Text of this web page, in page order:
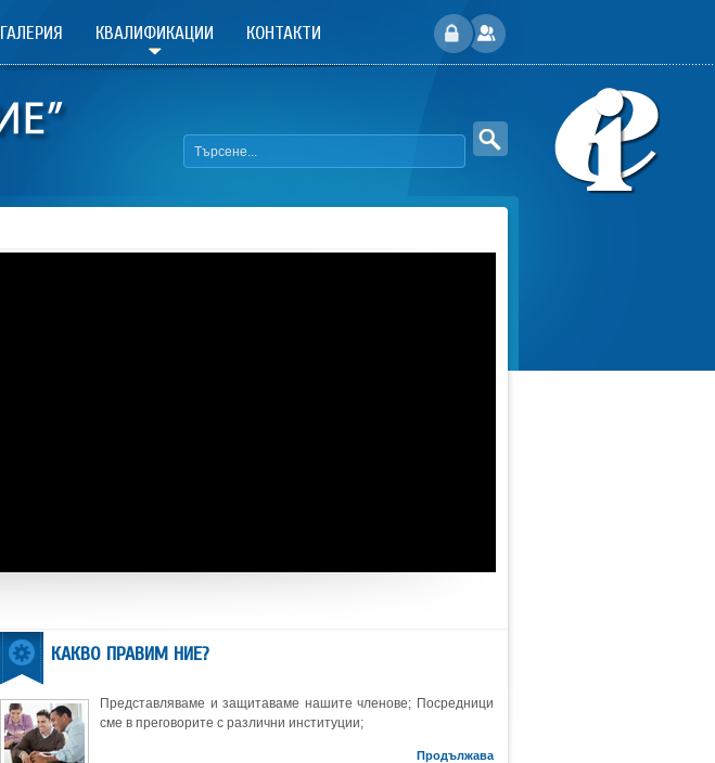
ГАЛЕРИЯ КВАЛИФИКАЦИИ КОНТАКТИ
КАКВО ПРАВИМ НИЕ?
Представляваме и защитаваме нашите членове; Посредници
сме в преговорите с различни институции;
Продължава